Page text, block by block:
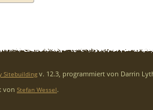
Sitebuildingv. 12.3, programmiert von Darrin
von Stefan Wessel.